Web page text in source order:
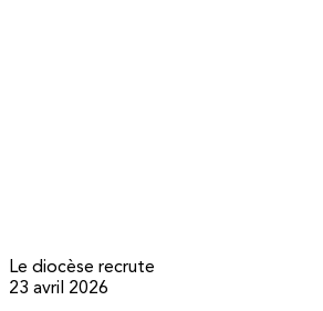
Le diocèse recrute
23 avril 2026